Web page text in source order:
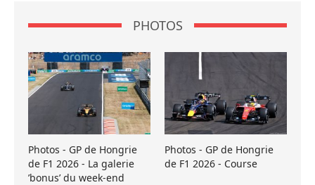
PHOTOS
Photos - GP de Hongrie
de F1 2026 - La galerie
’bonus’ du week-end
Photos - GP de Hongrie
de F1 2026 - Course